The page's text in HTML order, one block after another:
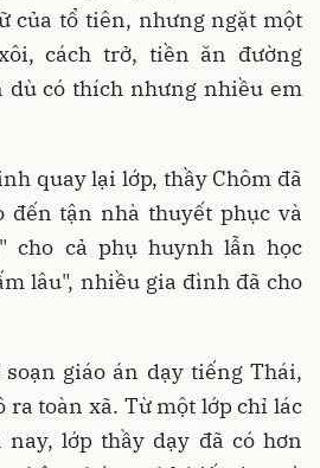
của tổ tiên, nhưng ngặt một
cách trở, tiền ăn đường
dù có thích nhưng nhiều em
quay lại lớp, thầy Chôm đã
đến tận nhà thuyết phục và
cho cả phụ huynh lẫn học
lâu", nhiều gia đình đã cho
giáo án dạy tiếng Thái,
ra toàn xã. Từ một lớp chỉ lác
lớp thầy dạy đã có hơn